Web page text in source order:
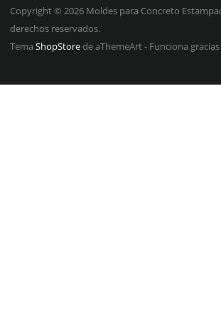
Copyright © 2026 Moldes para Concreto
derechos reservados.
Tema ShopStorede aThemeArt - Funciona